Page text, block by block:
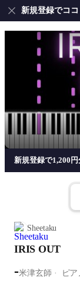
新規登録でコ
新規登録で1,200
Sheetaku
IRIS OUT
-米津玄師 ピア